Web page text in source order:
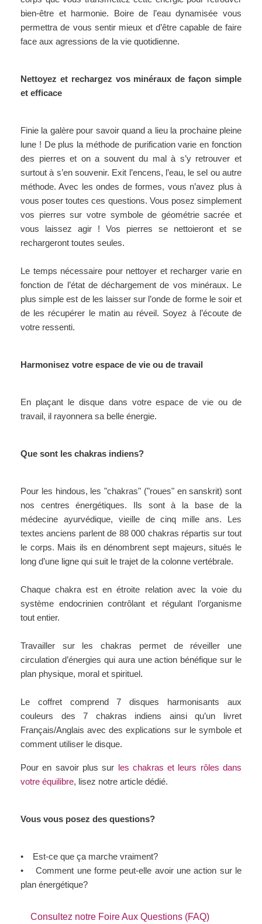
bien-être et harmonie. Boire de l’eau dynamisée vous
permettra de vous sentir mieux et d’être capable de faire
face aux agressions de la vie quotidienne.
Nettoyez et rechargez vos minéraux de façon simple
et efficace
Finie la galère pour savoir quand a lieu la prochaine pleine
lune ! De plus la méthode de purification varie en fonction
des pierres et on a souvent du mal à s’y retrouver et
surtout à s’en souvenir. Exit l’encens, l’eau, le sel ou autre
méthode. Avec les ondes de formes, vous n’avez plus à
vous poser toutes ces questions. Vous posez simplement
vos pierres sur votre symbole de géométrie sacrée et
vous laissez agir ! Vos pierres se nettoieront et se
rechargeront toutes seules.
Le temps nécessaire pour nettoyer et recharger varie en
fonction de l’état de déchargement de vos minéraux. Le
plus simple est de les laisser sur l’onde de forme le soir et
de les récupérer le matin au réveil. Soyez à l’écoute de
votre ressenti.
Harmonisez votre espace de vie ou de travail
En plaçant le disque dans votre espace de vie ou de
travail, il rayonnera sa belle énergie.
Que sont les chakras indiens?
Pour les hindous, les "chakras" ("roues" en sanskrit) sont
nos centres énergétiques. Ils sont à la base de la
médecine ayurvédique, vieille de cinq mille ans. Les
textes anciens parlent de 88 000 chakras répartis sur tout
le corps. Mais ils en dénombrent sept majeurs, situés le
long d’une ligne qui suit le trajet de la colonne vertébrale.
Chaque chakra est en étroite relation avec la voie du
système endocrinien contrôlant et régulant l’organisme
tout entier.
Travailler sur les chakras permet de réveiller une
circulation d’énergies qui aura une action bénéfique sur le
plan physique, moral et spirituel.
Le coffret comprend 7 disques harmonisants aux
couleurs des 7 chakras indiens ainsi qu’un livret
Français/Anglais avec des explications sur le symbole et
comment utiliser le disque.
Pour en savoir plus sur les chakras et leurs rôles dans
votre équilibre, lisez notre article dédié.
Vous vous posez des questions?
• Est-ce que ça marche vraiment?
• Comment une forme peut-elle avoir une action sur le
plan énergétique?
Consultez notre Foire Aux Questions (FAQ)